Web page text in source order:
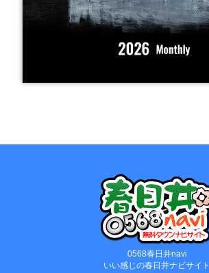
0568春日井navi
いい感じの春日井ナビサイト